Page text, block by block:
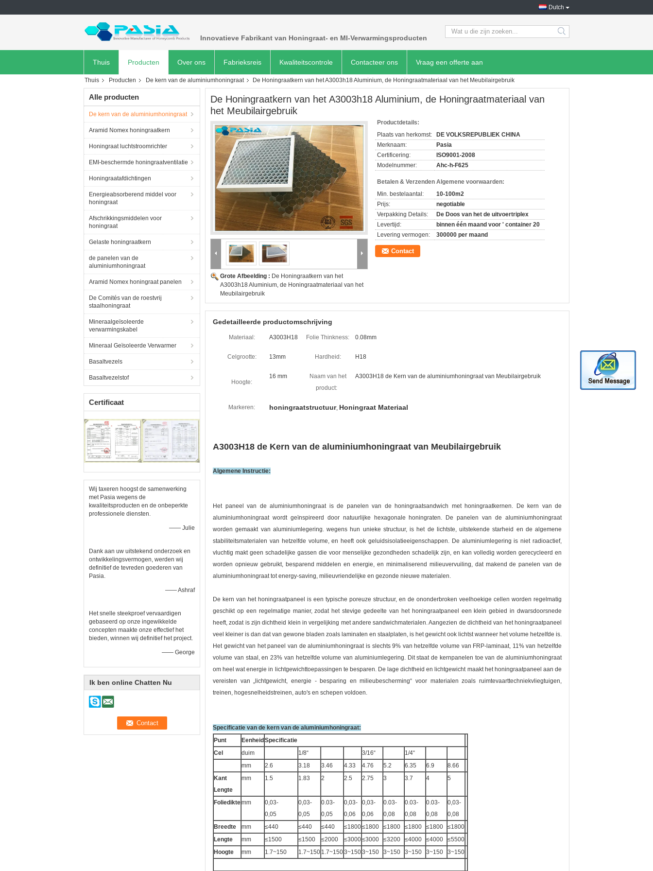
Dutch
Innovatieve Fabrikant van Honingraat- en MI-Verwarmingsproducten search
Thuis Producten Over ons Fabrieksreis Kwaliteitscontrole Contacteer ons Vraag een offerte aan
Thuis Producten De kern van de aluminiumhoningraat De Honingraatkern van het A3003h18 Aluminium, de Honingraatmateriaal van het Meubilairgebruik
Alle producten
De kern van de aluminiumhoningraat
Aramid Nomex honingraatkern
Honingraat luchtstroomrichter
EMI-beschermde honingraatventilatie
Honingraatafdichtingen
Energieabsorberend middel voor
honingraat
Afschrikkingsmiddelen voor
honingraat
Gelaste honingraatkern
de panelen van de
aluminiumhoningraat
Aramid Nomex honingraat panelen
De Comités van de roestvrij
staalhoningraat
Mineraalgeïsoleerde
verwarmingskabel
Mineraal Geïsoleerde Verwarmer
Basaltvezels
Basaltvezelstof
Certificaat
Wij taxeren hoogst de samenwerking
met Pasia wegens de
kwaliteitsproducten en de onbeperkte
professionele diensten.
—— Julie
Dank aan uw uitstekend onderzoek en
ontwikkelingsvermogen, werden wij
definitief de tevreden goederen van
Pasia.
—— Ashraf
Het snelle steekproef vervaardigen
gebaseerd op onze ingewikkelde
concepten maakte onze effectief het
bieden, winnen wij definitief het project.
—— George
Ik ben online Chatten Nu
De Honingraatkern van het A3003h18 Aluminium, de Honingraatmateriaal van
het Meubilairgebruik
Grote Afbeelding : De Honingraatkern van het
A3003h18 Aluminium, de Honingraatmateriaal van het
Meubilairgebruik
Productdetails:
Plaats van herkomst:
DE VOLKSREPUBLIEK CHINA
Merknaam:
Pasia
Certificering:
ISO9001-2008
Modelnummer:
Ahc-h-F625
Betalen & Verzenden Algemene voorwaarden:
Min. bestelaantal:
10-100m2
Prijs:
negotiable
Verpakking Details:
De Doos van het de uitvoertriplex
Levertijd:
binnen één maand voor ' container 20
Levering vermogen:
300000 per maand
Contact
Gedetailleerde productomschrijving
Materiaal: A3003H18 Folie Thinkness: 0.08mm
Celgrootte: 13mm Hardheid: H18
Hoogte:
16 mm
Naam van het
product:
A3003H18 de Kern van de aluminiumhoningraat van Meubilairgebruik
Markeren: honingraatstructuur, Honingraat Materiaal
A3003H18 de Kern van de aluminiumhoningraat van Meubilairgebruik
Algemene Instructie:
Het paneel van de aluminiumhoningraat is de panelen van de honingraatsandwich met honingraatkernen. De kern van de
aluminiumhoningraat wordt geïnspireerd door natuurlijke hexagonale honingraten. De panelen van de aluminiumhoningraat
worden gemaakt van aluminiumlegering. wegens hun unieke structuur, is het de lichtste, uitstekende starheid en de algemene
stabiliteitsmaterialen van hetzelfde volume, en heeft ook geluidsisolatieeigenschappen. De aluminiumlegering is niet radioactief,
vluchtig makt geen schadelijke gassen die voor menselijke gezondheden schadelijk zijn, en kan volledig worden gerecycleerd en
worden opnieuw gebruikt, besparend middelen en energie, en minimaliserend milieuvervuiling, dat makend de panelen van de
aluminiumhoningraat tot energy-saving, milieuvriendelijke en gezonde nieuwe materialen.
De kern van het honingraatpaneel is een typische poreuze structuur, en de ononderbroken veelhoekige cellen worden regelmatig
geschikt op een regelmatige manier, zodat het stevige gedeelte van het honingraatpaneel een klein gebied in dwarsdoorsnede
heeft, zodat is zijn dichtheid klein in vergelijking met andere sandwichmaterialen. Aangezien de dichtheid van het honingraatpaneel
veel kleiner is dan dat van gewone bladen zoals laminaten en staalplaten, is het gewicht ook lichtst wanneer het volume hetzelfde is.
Het gewicht van het paneel van de aluminiumhoningraat is slechts 9% van hetzelfde volume van FRP-laminaat, 11% van hetzelfde
volume van staal, en 23% van hetzelfde volume van aluminiumlegering. Dit staat de kernpanelen toe van de aluminiumhoningraat
om heel wat energie in lichtgewichttoepassingen te besparen. De lage dichtheid en lichtgewicht maakt het honingraatpaneel aan de
vereisten van „lichtgewicht, energie - besparing en milieubescherming“ voor materialen zoals ruimtevaarttechniekvliegtuigen,
treinen, hogesnelheidstreinen, auto's en schepen voldoen.
Specificatie van de kern van de aluminiumhoningraat:
Punt
Eenheid Specificatie
Cel
duim 1/8“ 3/16“
1/4“
mm
2.6 3.18 3.46 4.33 4.76 5.2 6.35 6.9
8.66
Kant
Lengte
mm 1.5 1.83 2 2.5 2.75 3 3.7 4 5
Foliediktemm
0,03-
0,05
0,03-
0,05
0.03-
0,05
0,03-
0,06
0,03-
0,06
0.03-
0,08
0.03-
0,08
0.03-
0,08
0,03-
0,08
Breedte
mm ≤440 ≤440 ≤440 ≤1800≤1800 ≤1800 ≤1800 ≤1800
≤1800
Lengte
mm ≤1500 ≤1500 ≤2000 ≤3000≤3000 ≤3200 ≤4000 ≤4000
≤5500
Hoogte
mm 1.7~150 1.7~150 1.7~1503~1503~150 3~150 3~150 3~150 3~150